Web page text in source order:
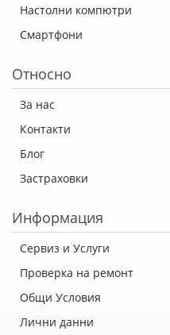
Настолни компютри
Смартфони
Относно
За нас
Контакти
Блог
Застраховки
Информация
Сервиз и Услуги
Проверка на ремонт
Общи Условия
Лични данни